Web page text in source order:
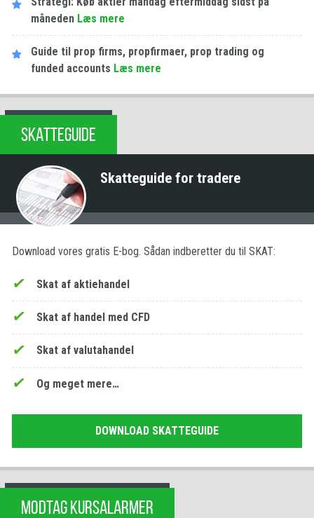
måneden Læs mere
Guide til prop firms, propfirmaer, prop trading og
funded accounts Læs mere
SKATTEGUIDE
Skatteguide for tradere
Download vores gratis E-bog. Sådan indberetter du til SKAT:
Skat af aktiehandel
Skat af handel med CFD
Skat af valutahandel
Og meget mere…
DOWNLOAD SKATTEGUIDE
MODTAG KURSALARMER